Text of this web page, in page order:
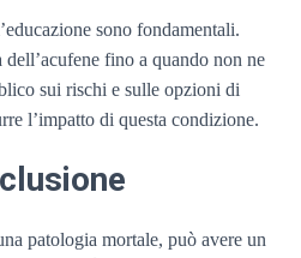
sono fondamentali.
fino a quando non ne
sui rischi e sulle opzioni di
l’impatto di questa condizione.
patologia mortale, può avere un